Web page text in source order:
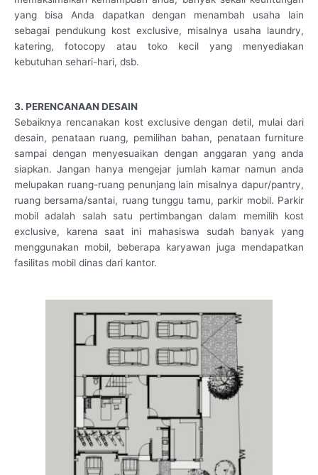
yang bisa Anda dapatkan dengan menambah usaha lain
sebagai pendukung kost exclusive, misalnya usaha laundry,
katering, fotocopy atau toko kecil yang menyediakan
kebutuhan sehari-hari, dsb.
3. PERENCANAAN DESAIN
Sebaiknya rencanakan kost exclusive dengan detil, mulai dari
desain, penataan ruang, pemilihan bahan, penataan furniture
sampai dengan menyesuaikan dengan anggaran yang anda
siapkan. Jangan hanya mengejar jumlah kamar namun anda
melupakan ruang-ruang penunjang lain misalnya dapur/pantry,
ruang bersama/santai, ruang tunggu tamu, parkir mobil. Parkir
mobil adalah salah satu pertimbangan dalam memilih kost
exclusive, karena saat ini mahasiswa sudah banyak yang
menggunakan mobil, beberapa karyawan juga mendapatkan
fasilitas mobil dinas dari kantor.